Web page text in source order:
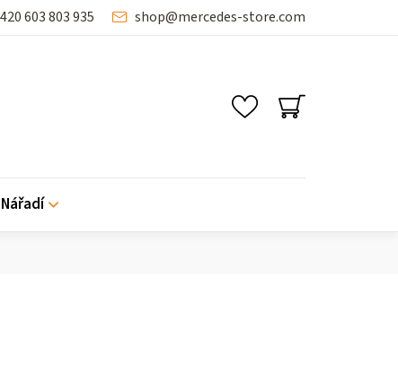
shop@mercedes-store.com
603 803 935
NÁKUPNÍ
KOŠÍK
Nářadí